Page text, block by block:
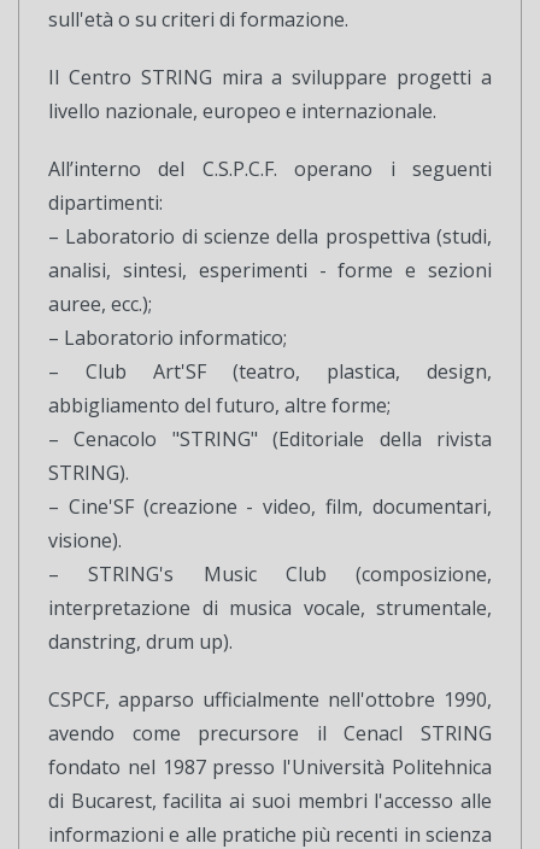
sull'età o su criteri di formazione.
Il Centro STRING mira a sviluppare progetti a
livello nazionale, europeo e internazionale.
All’interno del C.S.P.C.F. operano i seguenti
dipartimenti:
– Laboratorio di scienze della prospettiva (studi,
analisi, sintesi, esperimenti - forme e sezioni
auree, ecc.);
– Laboratorio informatico;
– Club Art'SF (teatro, plastica, design,
abbigliamento del futuro, altre forme;
– Cenacolo "STRING" (Editoriale della rivista
STRING).
– Cine'SF (creazione - video, film, documentari,
visione).
– STRING's Music Club (composizione,
interpretazione di musica vocale, strumentale,
danstring, drum up).
CSPCF, apparso ufficialmente nell'ottobre 1990,
avendo come precursore il Cenacl STRING
fondato nel 1987 presso l'Università Politehnica
di Bucarest, facilita ai suoi membri l'accesso alle
informazioni e alle pratiche più recenti in scienza